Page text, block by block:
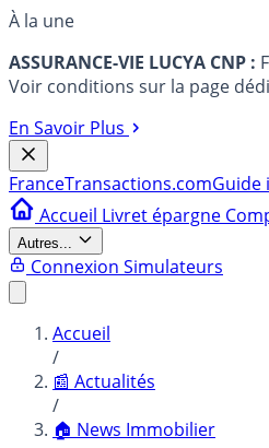
À la une
ASSURANCE-VIE LUCYA CNP :
Voir conditions sur la page
En Savoir Plus
FranceTransactions.comGuide
Accueil Livret épargne
Autres...
Connexion Simulateurs
Accueil
/
📰 Actualités
/
🏠 News Immobilier